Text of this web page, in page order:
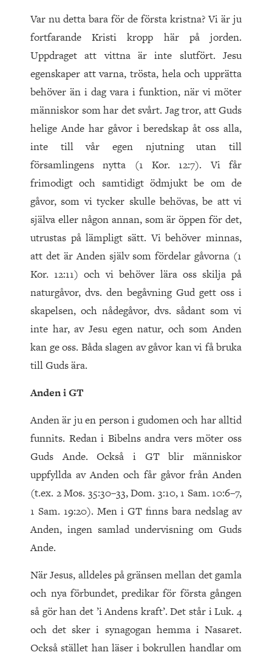
Var nu detta bara för de första kristna? Vi är ju
fortfarande Kristi kropp här på jorden.
Uppdraget att vittna är inte slutfört. Jesu
egenskaper att varna, trösta, hela och upprätta
behöver än i dag vara i funktion, när vi möter
människor som har det svårt. Jag tror, att Guds
helige Ande har gåvor i beredskap åt oss alla,
inte till vår egen njutning utan till
församlingens nytta (1 Kor. 12:7). Vi får
frimodigt och samtidigt ödmjukt be om de
gåvor, som vi tycker skulle behövas, be att vi
själva eller någon annan, som är öppen för det,
utrustas på lämpligt sätt. Vi behöver minnas,
att det är Anden själv som fördelar gåvorna (1
Kor. 12:11) och vi behöver lära oss skilja på
naturgåvor, dvs. den begåvning Gud gett oss i
skapelsen, och nådegåvor, dvs. sådant som vi
inte har, av Jesu egen natur, och som Anden
kan ge oss. Båda slagen av gåvor kan vi få bruka
till Guds ära.
Anden i GT
Anden är ju en person i gudomen och har alltid
funnits. Redan i Bibelns andra vers möter oss
Guds Ande. Också i GT blir människor
uppfyllda av Anden och får gåvor från Anden
(t.ex. 2 Mos. 35:30–33, Dom. 3:10, 1 Sam. 10:6–7,
1 Sam. 19:20). Men i GT finns bara nedslag av
Anden, ingen samlad undervisning om Guds
Ande.
När Jesus, alldeles på gränsen mellan det gamla
och nya förbundet, predikar för första gången
så gör han det ’i Andens kraft’. Det står i Luk. 4
och det sker i synagogan hemma i Nasaret.
Också stället han läser i bokrullen handlar om